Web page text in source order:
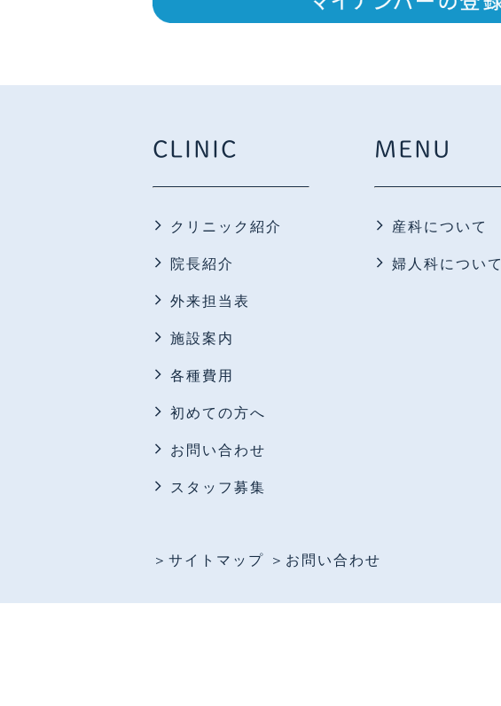
CLINIC
クリニック紹介
院長紹介
外来担当表
施設案内
各種費用
初めての方へ
お問い合わせ
スタッフ募集
MENU
産科について
婦人科について
＞サイトマップ ＞お問い合わせ